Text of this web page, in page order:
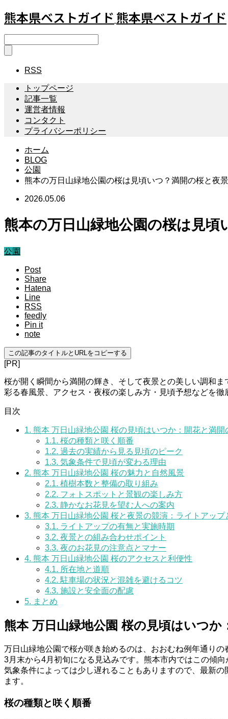
熊本県ベストガイド 熊本県ベストガイド
RSS
トップページ
記事一覧
運営者情報
コンタクト
プライバシーポリシー
ホーム
BLOG
公園
熊本の万日山緑地公園の桜は見頃いつ？満開の桜と夜
2026.05.06
熊本の万日山緑地公園の桜は見
公園
Post
Share
Hatena
Line
RSS
feedly
Pin it
note
この記事のタイトルとURLをコピーする
[PR]
桜が開く瞬間から満開の輝き、そして夜景との美しい調和
彩る春風景、アクセス・夜桜の楽しみ方・見頃予想などを
目次
1. 熊本 万日山緑地公園 桜の見頃はいつか：開花と満開
1.1. 桜の種類と咲く順番
1.2. 過去の実績から見る見頃のピーク
1.3. 気象条件で見頃が変わる理由
2. 熊本 万日山緑地公園 桜の魅力と自然風景
2.1. 植樹本数と整備の取り組み
2.2. フォトスポットと景観の楽しみ方
2.3. 静かなお花見を望む人への案内
3. 熊本 万日山緑地公園 桜と夜景の競演：ライトアップ
3.1. ライトアップの有無と実施時期
3.2. 夜景との組み合わせポイント
3.3. 夜のお花見の注意点とマナー
4. 熊本 万日山緑地公園 桜のアクセスと利便性
4.1. 所在地と道順
4.2. 駐車場の状況と混雑を避けるコツ
4.3. 施設と安全面の配慮
5. まとめ
熊本 万日山緑地公園 桜の見頃はいつ
万日山緑地公園で桜が咲き始めるのは、おおむね例年通り
3月末から4月初旬になる見込みです。熊本市内ではこの傾
気象条件によっては少し遅れることもありますので、最新
ます。
桜の種類と咲く順番